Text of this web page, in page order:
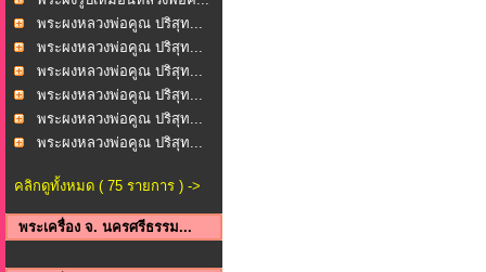
พระผงหลวงพ่อคูณ ปริสุท...
พระผงหลวงพ่อคูณ ปริสุท...
พระผงหลวงพ่อคูณ ปริสุท...
พระผงหลวงพ่อคูณ ปริสุท...
พระผงหลวงพ่อคูณ ปริสุท...
พระผงหลวงพ่อคูณ ปริสุท...
คลิกดูทั้งหมด ( 75 รายการ ) ->
พระเครื่อง จ. นครศรีธรรม...